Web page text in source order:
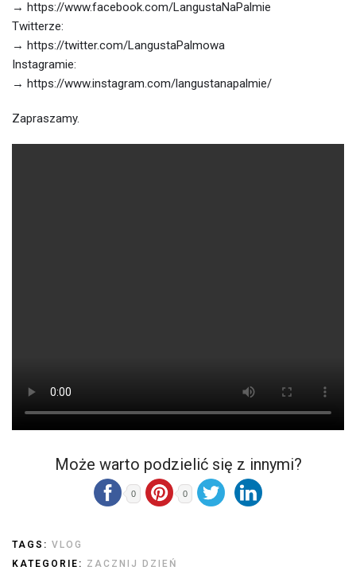
→ https://www.facebook.com/LangustaNaPalmie
Twitterze:
→ https://twitter.com/LangustaPalmowa
Instagramie:
→ https://www.instagram.com/langustanapalmie/
Zapraszamy.
Może warto podzielić się z innymi?
0 0
TAGS: VLOG
KATEGORIE: ZACZNIJ DZIEŃ